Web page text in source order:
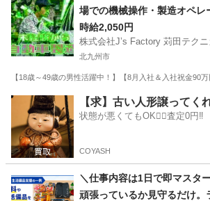
場での機械操作・製造オペレ
時給2,050円
株式会社J’s Factory 苅田テク
北九州市
【18歳～49歳の男性活躍中！】【8月入社＆入社祝金
福岡 北九州市 その他
【求】古い人形譲ってく
状態が悪くてもOK🙆‍♀️査定0円‼️
COYASH
＼仕事内容は1日で即マスタ
頑張っているか見守るだけ。